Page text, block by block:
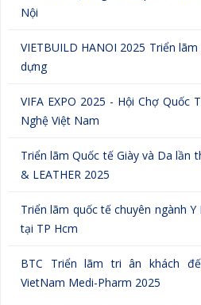
Nội
VIETBUILD HANOI 2025 Triển
dựng
VIFA EXPO 2025 - Hội Chợ Quốc
Nghệ Việt Nam
Triển lãm Quốc tế Giày và Da lần
& LEATHER 2025
Triển lãm quốc tế chuyên ngành
tại TP Hcm
BTC Triển lãm tri ân khách
VietNam Medi-Pharm 2025